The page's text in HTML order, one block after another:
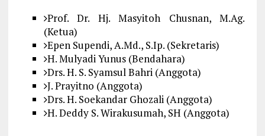
Prof. Dr. Hj. Masyitoh Chusnan, M.Ag.
(Ketua)
Epen Supendi, A.Md., S.Ip. (Sekretaris)
H. Mulyadi Yunus (Bendahara)
Drs. H. S. Syamsul Bahri (Anggota)
J. Prayitno (Anggota)
Drs. H. Soekandar Ghozali (Anggota)
H. Deddy S. Wirakusumah, SH (Anggota)